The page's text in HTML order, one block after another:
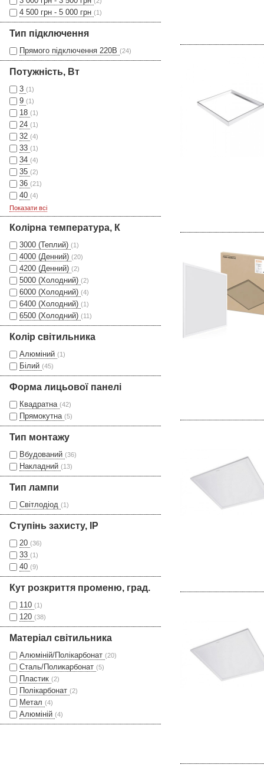
4 500 грн - 5 000 грн (1)
Тип підключення
Прямого підключення 220В (24)
Потужність, Вт
3 (1)
9 (1)
18 (1)
24 (1)
32 (4)
33 (1)
34 (4)
35 (2)
36 (21)
40 (4)
Показати всі
Колірна температура, К
3000 (Теплий) (1)
4000 (Денний) (20)
4200 (Денний) (2)
5000 (Холодний) (2)
6000 (Холодний) (4)
6400 (Холодний) (1)
6500 (Холодний) (11)
Колір світильника
Алюміний (1)
Білий (45)
Форма лицьової панелі
Квадратна (42)
Прямокутна (5)
Тип монтажу
Вбудований (36)
Накладний (13)
Тип лампи
Світлодіод (1)
Ступінь захисту, IP
20 (36)
33 (1)
40 (9)
Кут розкриття променю, град.
110 (1)
120 (38)
Матеріал світильника
Алюміній/Полікарбонат (20)
Сталь/Поликарбонат (5)
Пластик (2)
Полікарбонат (2)
Метал (4)
Алюміній (4)